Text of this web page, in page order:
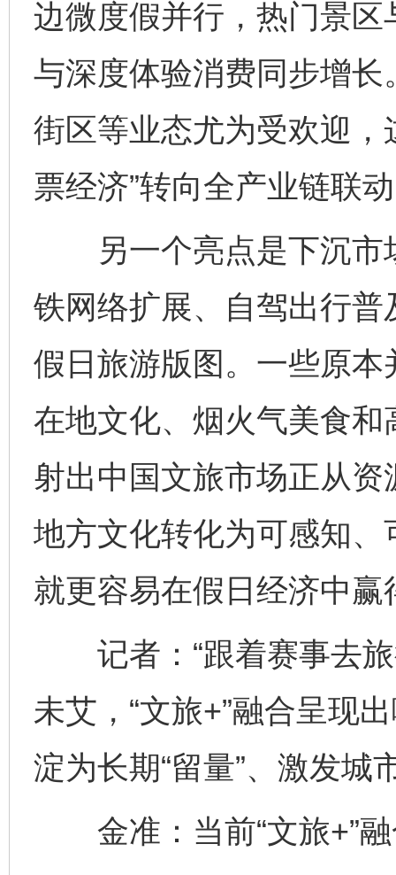
边微度假并行，热门景
与深度体验消费同步增
街区等业态尤为受欢迎，
票经济”转向全产业链联
另一个亮点是下沉市
铁网络扩展、自驾出行
假日旅游版图。一些原
在地文化、烟火气美食和
射出中国文旅市场正从
地方文化转化为可感知
就更容易在假日经济中赢
记者：“跟着赛事去旅
未艾，“文旅+”融合呈现
淀为长期“留量”、激发城
金准：当前“文旅+”融